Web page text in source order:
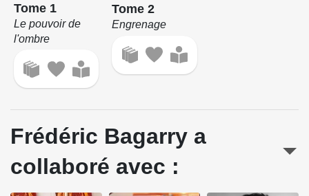
Tome 1
Le pouvoir de
l'ombre
Tome 2
Engrenage
Frédéric Bagarry a
collaboré avec :